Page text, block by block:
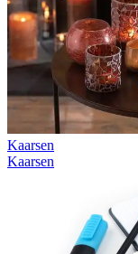
Kaarsen
Kaarsen